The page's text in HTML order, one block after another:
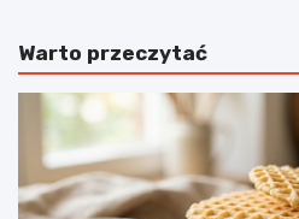
Warto przeczytać